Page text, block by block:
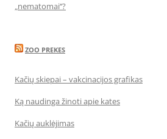
„nematomai‘‘?
ZOO PREKES
Kačių skiepai – vakcinacijos grafikas
Ką naudinga žinoti apie kates
Kačių auklėjimas